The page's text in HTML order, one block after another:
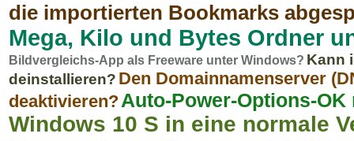
die importierten Bookmarks
Mega, Kilo und Bytes Ordner
Bildvergleichs-App als Freeware unter Windows? Kann
deinstallieren? Den Domainnamenserver
deaktivieren?Auto-Power-Options-
Windows 10 S in eine normale